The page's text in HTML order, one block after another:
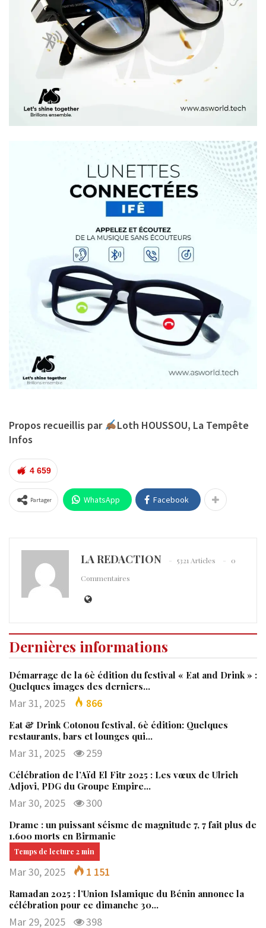
Propos recueillis par
Loth HOUSSOU, La Tempête
Infos
4 659
Partager WhatsApp Facebook
LA REDACTION 5321 Articles
0
Commentaires
Dernières informations
Démarrage de la 6è édition du festival « Eat and Drink » :
Quelques images des derniers…
Mar 31, 2025 866
Eat & Drink Cotonou festival, 6è édition: Quelques
restaurants, bars et lounges qui…
Mar 31, 2025 259
Célébration de l’Aïd El Fitr 2025 : Les vœux de Ulrich
Adjovi, PDG du Groupe Empire…
Mar 30, 2025 300
Drame : un puissant séisme de magnitude 7, 7 fait plus de
1.600 morts en Birmanie
Mar 30, 2025 1 151
Ramadan 2025 : l’Union Islamique du Bénin annonce la
célébration pour ce dimanche 30…
Mar 29, 2025 398